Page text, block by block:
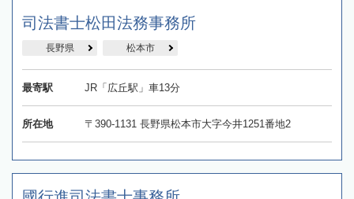
司法書士松田法務事務所
長野県 松本市
最寄駅 JR「広丘駅」車13分
所在地 〒390-1131 長野県松本市大字今井1251番地2